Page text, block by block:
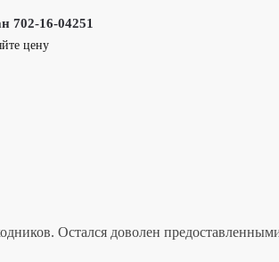
702-16-04251
цену
Остался доволен